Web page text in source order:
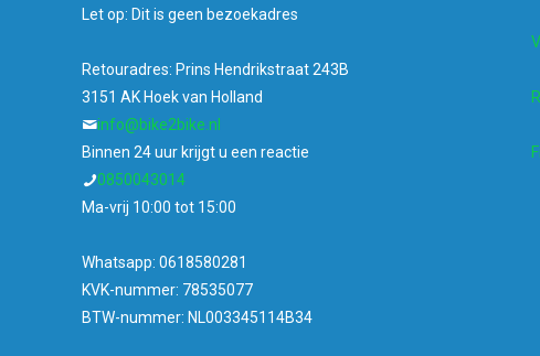
Let op: Dit is geen bezoekadres
Retouradres: Prins Hendrikstraat 243B
3151 AK Hoek van Holland
info@bike2bike.nl
Binnen 24 uur krijgt u een reactie
0850043014
Ma-vrij 10:00 tot 15:00
Whatsapp: 0618580281
KVK-nummer: 78535077
BTW-nummer: NL003345114B34